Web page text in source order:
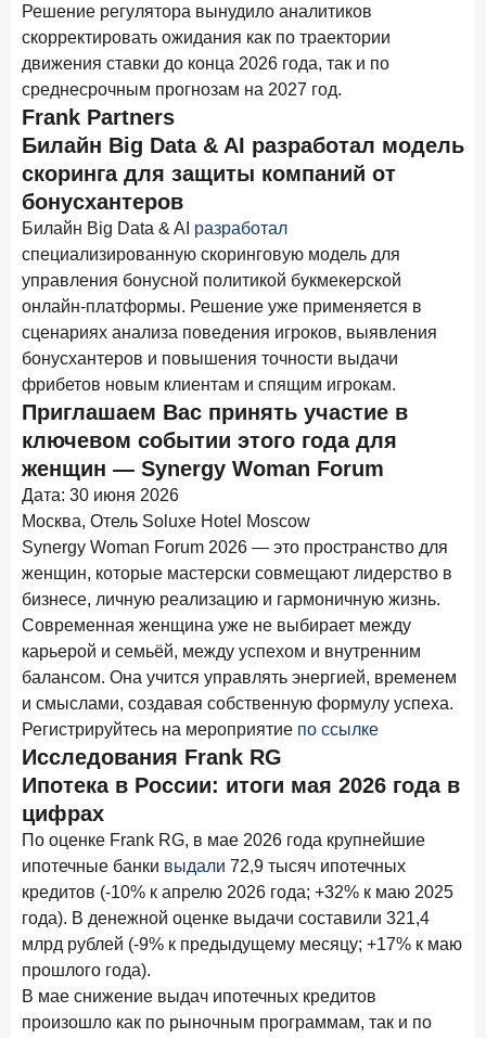
Рынок подписок 2026: от гонки за объёмами к битве за
привычку
Маркетинговые акции брокеров: обзор механик и
трендов
10 апреля 2026 года ИССЛЕДОВАНИЕ
ДНК современного ипотечного клиента
7 апреля 2026 года
По итогам марта 2026 года объем выдач кредитов
составил 925,7 млрд руб.
26 марта 2026 года ИССЛЕДОВАНИЕ
Не экосистемой единой: как пользователи
распределяют подписки
25 марта 2026 года
Ипотека. Итоги работы крупнейших ипотечных банков
в феврале 2026 года
18 марта 2026 года
Банки начали снижать ставки по вкладам еще до
решения ЦБ
16 марта 2026 года
Frank RG объявила победителей кейс-чемпионата
2026 года
Банки ускорили работу с претензиями
10 марта 2026 года
Куда уходят деньги? Frank RG исследует рынок
вкладов
Рассылка Frank RG
Итоги недели, наша трактовка основных событий
на банковском рынке
Решение регулятора вынудило аналитиков
скорректировать ожидания как по траектории
движения ставки до конца 2026 года, так и по
среднесрочным прогнозам на 2027 год.
Frank Partners
Билайн Big Data & AI разработал модель
скоринга для защиты компаний от
бонусхантеров
Билайн Big Data & AI разработал
специализированную скоринговую модель для
управления бонусной политикой букмекерской
онлайн-платформы. Решение уже применяется в
сценариях анализа поведения игроков, выявления
бонусхантеров и повышения точности выдачи
фрибетов новым клиентам и спящим игрокам.
Приглашаем Вас принять участие в
ключевом событии этого года для
женщин — Synergy Woman Forum
Дата: 30 июня 2026
Москва, Отель Soluxe Hotel Moscow
Synergy Woman Forum 2026 — это пространство для
женщин, которые мастерски совмещают лидерство в
бизнесе, личную реализацию и гармоничную жизнь.
Современная женщина уже не выбирает между
карьерой и семьёй, между успехом и внутренним
балансом. Она учится управлять энергией, временем
и смыслами, создавая собственную формулу успеха.
Регистрируйтесь на мероприятие по ссылке
Исследования Frank RG
Ипотека в России: итоги мая 2026 года в
цифрах
По оценке Frank RG, в мае 2026 года крупнейшие
ипотечные банки выдали 72,9 тысяч ипотечных
кредитов (-10% к апрелю 2026 года; +32% к маю 2025
года). В денежной оценке выдачи составили 321,4
млрд рублей (-9% к предыдущему месяцу; +17% к маю
прошлого года).
В мае снижение выдач ипотечных кредитов
произошло как по рыночным программам, так и по